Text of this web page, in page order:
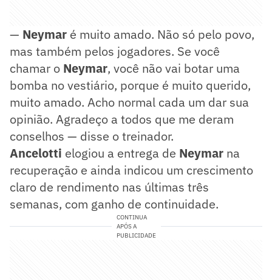
— Neymar é muito amado. Não só pelo povo,
mas também pelos jogadores. Se você
chamar o Neymar, você não vai botar uma
bomba no vestiário, porque é muito querido,
muito amado. Acho normal cada um dar sua
opinião. Agradeço a todos que me deram
conselhos — disse o treinador.
Ancelotti elogiou a entrega de Neymar na
recuperação e ainda indicou um crescimento
claro de rendimento nas últimas três
semanas, com ganho de continuidade.
CONTINUA
APÓS A
PUBLICIDADE